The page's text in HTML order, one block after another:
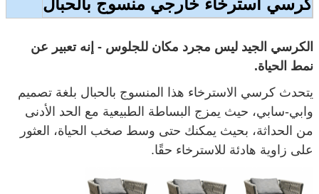
كرسي استرخاء خارجي منسوج بالحبال
الكرسي الجيد ليس مجرد مكان للجلوس - إنه تعبير عن
نمط الحياة.
يتحدث كرسي الاسترخاء هذا المنسوج بالحبال بلغة تصميم
وابي-سابي، حيث يمزج البساطة الطبيعية مع الحد الأدنى
من الحداثة، بحيث يمكنك حتى وسط صخب الحياة، العثور
على زاوية هادئة للاسترخاء حقًا.